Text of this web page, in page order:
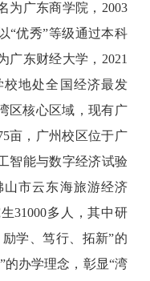
为广东商学院，2003
“优秀”等级通过本科
广东财经大学，2021
地处全国经济最发
区核心区域，现有广
亩，广州校区位于广
智能与数字经济试验
山市云东海旅游经济
31000多人，其中研
学、笃行、拓新”的
的办学理念，彰显“湾